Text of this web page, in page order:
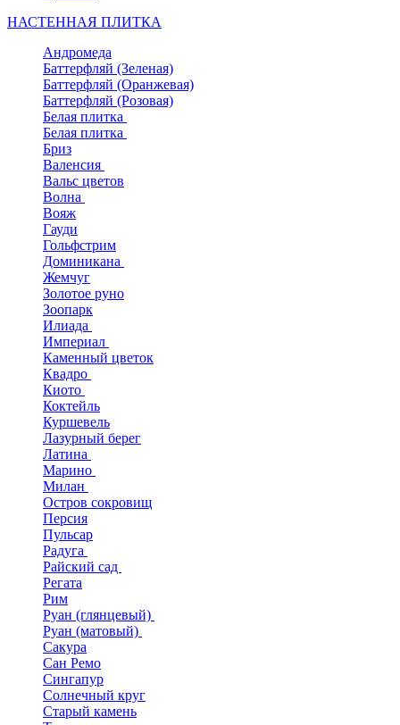
НАСТЕННАЯ ПЛИТКА
Андромеда
Баттерфляй (Зеленая)
Баттерфляй (Оранжевая)
Баттерфляй (Розовая)
Белая плитка
Белая плитка
Бриз
Валенсия
Вальс цветов
Волна
Вояж
Гауди
Гольфстрим
Доминикана
Жемчуг
Золотое руно
Зоопарк
Илиада
Империал
Каменный цветок
Квадро
Киото
Коктейль
Куршевель
Лазурный берег
Латина
Марино
Милан
Остров сокровищ
Персия
Пульсар
Радуга
Райский сад
Регата
Рим
Руан (глянцевый)
Руан (матовый)
Сакура
Сан Ремо
Сингапур
Солнечный круг
Старый камень